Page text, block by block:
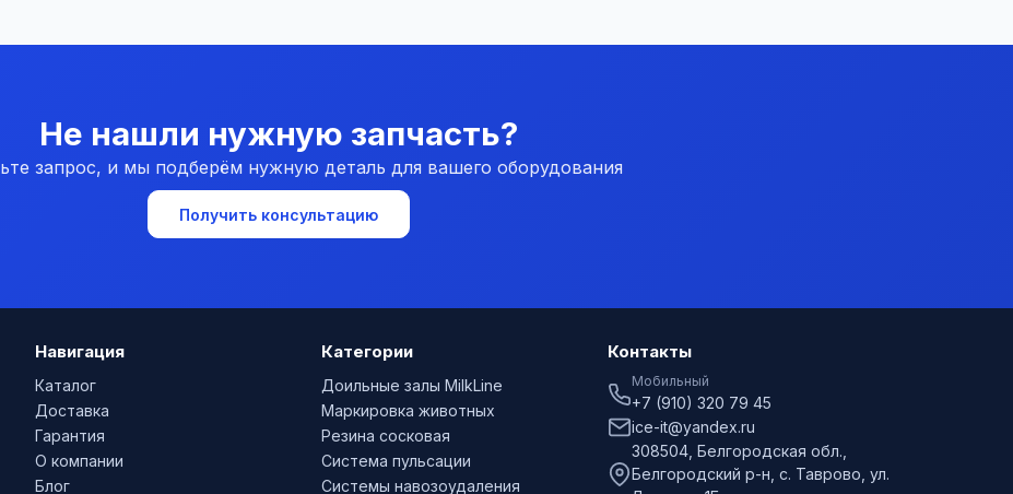
Не нашли нужную запчасть?
запрос, и мы подберём нужную деталь для вашего оборудования
Получить консультацию
Навигация
Каталог
Доставка
Гарантия
О компании
Блог
Категории
Доильные залы MilkLine
Маркировка животных
Резина сосковая
Система пульсации
Системы навозоудаления
Контакты
Мобильный
+7 (910) 320 79 45
ice-it@yandex.ru
308504, Белгородская обл.,
Белгородский р-н, с. Таврово, ул.